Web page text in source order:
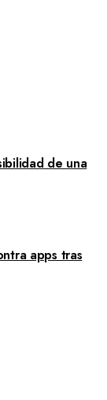
de una
apps tras